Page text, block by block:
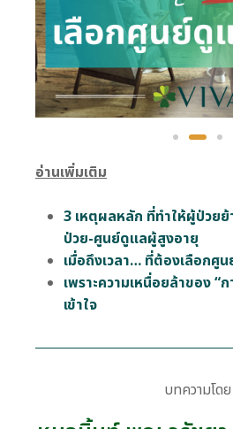
อ่านเพิ่มเติม
3 เหตุผลหลัก ที่ทำให้ผู้ป่วย
ป่วย-ศูนย์ดูแลผู้สูงอายุ
เมื่อถึงเวลา… ที่ต้องเลือกศู
เพราะความเหนื่อยล้าของ “
เข้าใจ
บทความโดย